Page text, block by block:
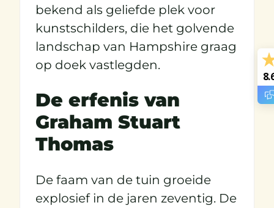
bekend als geliefde plek voor
kunstschilders, die het golvende
landschap van Hampshire graag
op doek vastlegden.
De erfenis van
Graham Stuart
Thomas
De faam van de tuin groeide
explosief in de jaren zeventig. De